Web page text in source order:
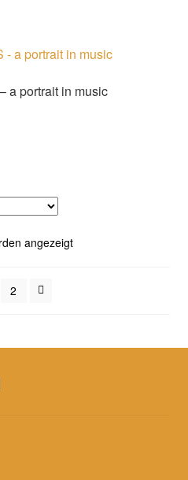
a portrait in music
angezeigtNach
2